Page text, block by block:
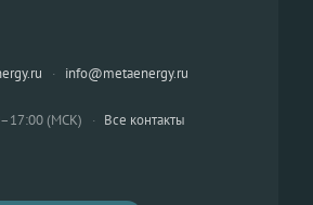
· info@metaenergy.ru
(МСК) · Все контакты